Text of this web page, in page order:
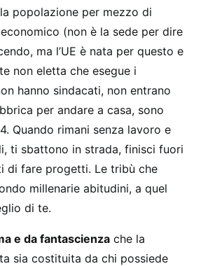
popolazione per mezzo di
(non è la sede per dire
ma l’UE è nata per questo e
non eletta che esegue i
hanno sindacati, non entrano
per andare a casa, sono
Quando rimani senza lavoro e
ti sbattono in strada, finisci fuori
di fare progetti. Le tribù che
millenarie abitudini, a quel
di te.
e da fantascienza che la
sia costituita da chi possiede